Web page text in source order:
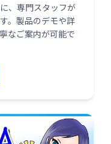
、専門スタッフが
。製品のデモや詳
なご案内が可能で